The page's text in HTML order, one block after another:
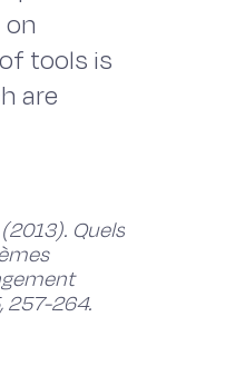
tools is
are
(2013). Quels
257-264.